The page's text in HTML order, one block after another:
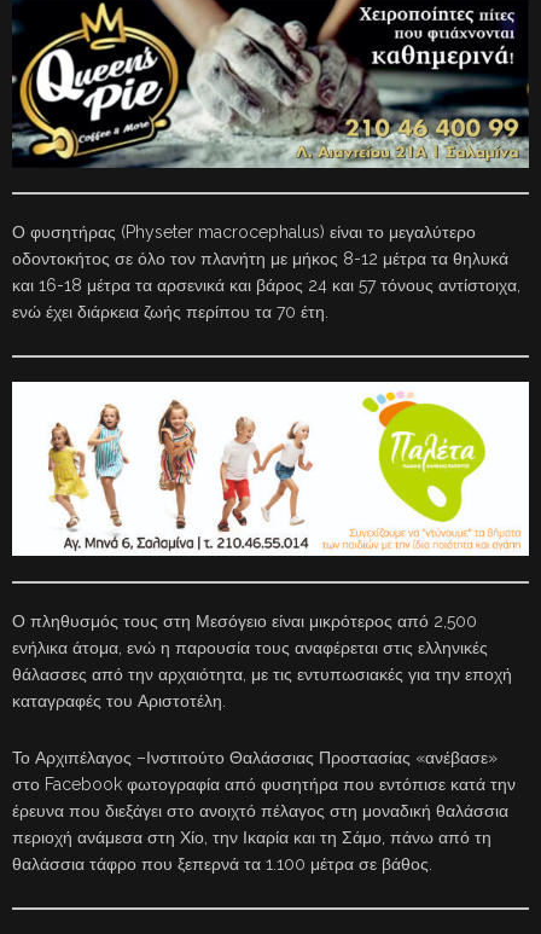
Ο φυσητήρας (Physeter macrocephalus) είναι το μεγαλύτερο
οδοντοκήτος σε όλο τον πλανήτη με μήκος 8-12 μέτρα τα θηλυκά
και 16-18 μέτρα τα αρσενικά και βάρος 24 και 57 τόνους αντίστοιχα,
ενώ έχει διάρκεια ζωής περίπου τα 70 έτη.
Ο πληθυσμός τους στη Μεσόγειο είναι μικρότερος από 2,500
ενήλικα άτομα, ενώ η παρουσία τους αναφέρεται στις ελληνικές
θάλασσες από την αρχαιότητα, με τις εντυπωσιακές για την εποχή
καταγραφές του Αριστοτέλη.
Το Αρχιπέλαγος –Ινστιτούτο Θαλάσσιας Προστασίας «ανέβασε»
στο Facebook φωτογραφία από φυσητήρα που εντόπισε κατά την
έρευνα που διεξάγει στο ανοιχτό πέλαγος στη μοναδική θαλάσσια
περιοχή ανάμεσα στη Χίο, την Ικαρία και τη Σάμο, πάνω από τη
θαλάσσια τάφρο που ξεπερνά τα 1.100 μέτρα σε βάθος.